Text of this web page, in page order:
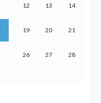
12 13 14
19 20 21
26 27 28